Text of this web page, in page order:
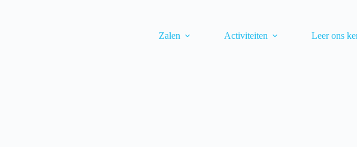
Zalen
Activiteiten Leer ons